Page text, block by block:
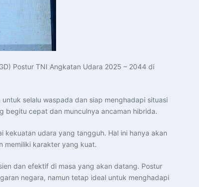
Postur TNI Angkatan Udara 2025 – 2044 di
selalu waspada dan siap menghadapi situasi
begitu cepat dan munculnya ancaman hibrida.
udara yang tangguh. Hal ini hanya akan
memiliki karakter yang kuat.
dan efektif di masa yang akan datang. Postur
negara, namun tetap ideal untuk menghadapi